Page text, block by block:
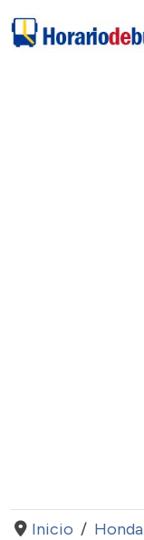
Inicio Honda